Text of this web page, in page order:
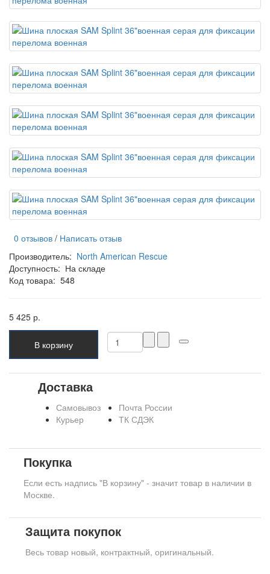
0 отзывов / Написать отзыв
Производитель: North American Rescue
Доступность: На складе
Код товара: 548
5 425 р.
В корзину
Доставка
Самовывоз
Курьер
Почта России
ТК СДЭК
Покупка
Если есть надпись "В корзину" - значит товар в наличии в
Москве.
Защита покупок
Весь товар новый, контрактный, оригинальный.